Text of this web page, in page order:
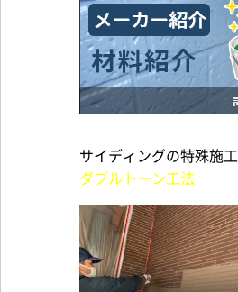
サイディングの特殊施工
ダブルトーン工法